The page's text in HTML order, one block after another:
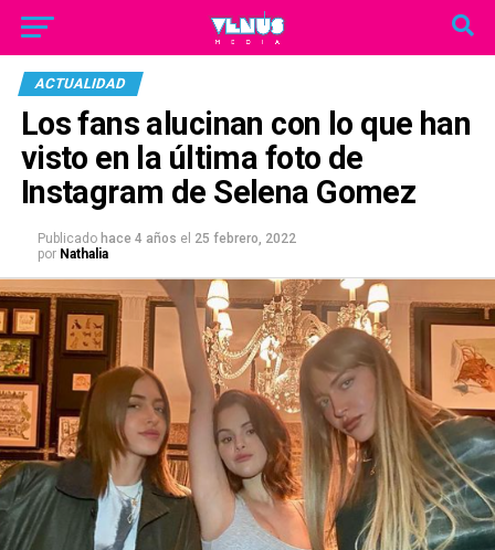
ACTUALIDAD
Los fans alucinan con lo que han
visto en la última foto de
Instagram de Selena Gomez
Publicado hace 4 años el 25 febrero, 2022
por Nathalia